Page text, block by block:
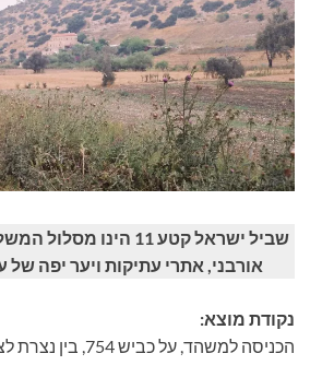
שביל ישראל קטע 11 הינו
אורבני, אתרי עתיקות ויער יפה של
נקודת מוצא:
הכניסה למשהד, על כביש 754, בין נצרת לצומת בית רימון.